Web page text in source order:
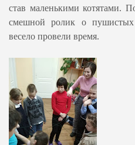
став маленькими котятами.
смешной ролик о пушистых
весело провели время.